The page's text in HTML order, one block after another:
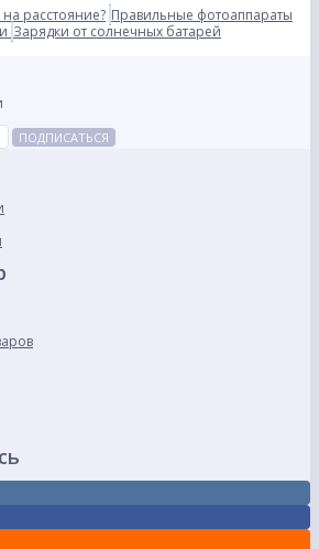
на расстояние? Правильные фотоаппараты
Зарядки от солнечных батарей
ПОДПИСАТЬСЯ